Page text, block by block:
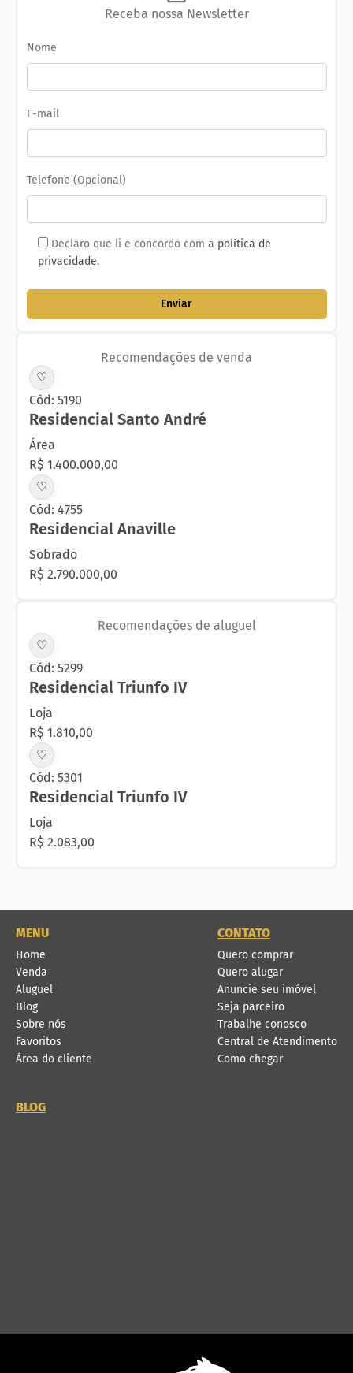
Receba nossa Newsletter
Nome
E-mail
Telefone (Opcional)
Declaro que li e concordo com a política de
privacidade.
Recomendações de venda
♡
Cód: 5190
Residencial Santo André
Área
R$ 1.400.000,00
♡
Cód: 4755
Residencial Anaville
Sobrado
R$ 2.790.000,00
Recomendações de aluguel
♡
Cód: 5299
Residencial Triunfo IV
Loja
R$ 1.810,00
♡
Cód: 5301
Residencial Triunfo IV
Loja
R$ 2.083,00
MENU
Home
Venda
Aluguel
Blog
Sobre nós
Favoritos
Área do cliente
CONTATO
Quero comprar
Quero alugar
Anuncie seu imóvel
Seja parceiro
Trabalhe conosco
Central de Atendimento
Como chegar
BLOG